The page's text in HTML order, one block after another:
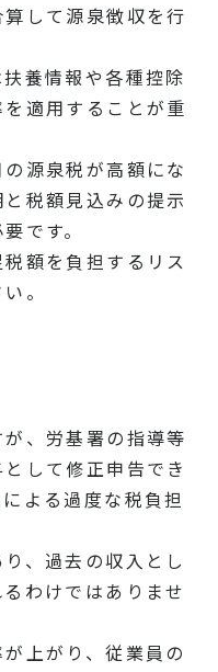
して源泉徴収を行
養情報や各種控除
適用することが重
源泉税が高額にな
税額見込みの提示
です。
額を負担するリス
。
、労基署の指導等
して修正申告でき
よる過度な税負担
、過去の収入とし
わけではありませ
上がり、従業員の